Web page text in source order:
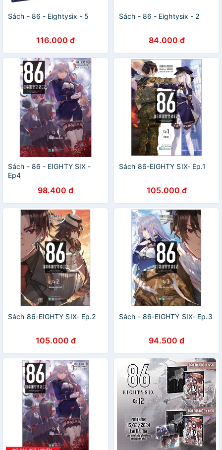
Sách - 86 - Eightysix - 5
116.000 đ
Sách - 86 - Eightysix - 2
84.000 đ
Sách - 86 - EIGHTY SIX -
Ep4
98.400 đ
Sách 86-EIGHTY SIX- Ep.1
105.000 đ
Sách 86-EIGHTY SIX- Ep.2
105.000 đ
Sách - 86-EIGHTY SIX- Ep.3
94.500 đ